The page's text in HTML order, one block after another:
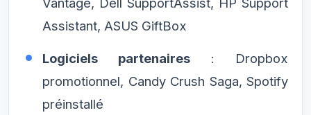
Assistant, ASUS GiftBox
Logiciels partenaires : Dropbox
promotionnel, Candy Crush Saga, Spotify
préinstallé